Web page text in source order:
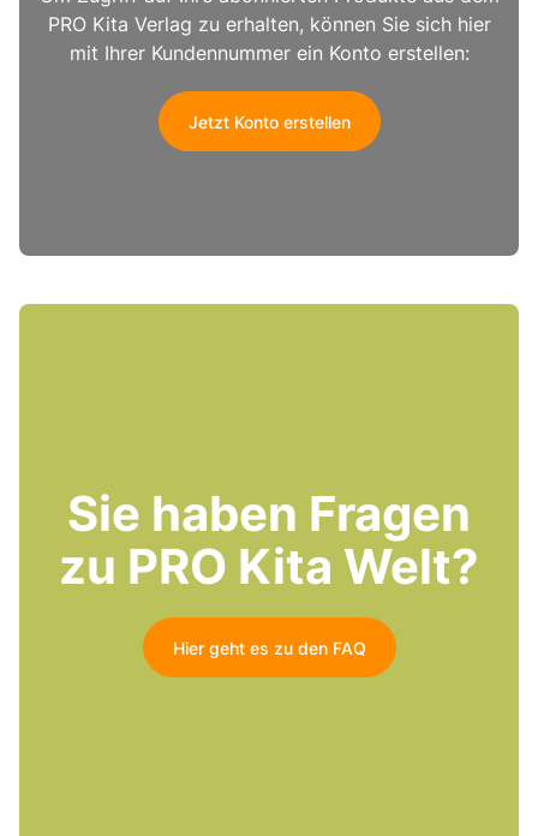
PRO Kita Verlag zu erhalten, können Sie sich hier
mit Ihrer Kundennummer ein Konto erstellen:
Jetzt Konto erstellen
Sie haben Fragen
zu PRO Kita Welt?
Hier geht es zu den FAQ